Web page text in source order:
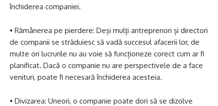
închiderea companiei.
• Rămânerea pe pierdere: Deși mulți antreprenori și directori
de companii se străduiesc să vadă succesul afacerii lor, de
multe ori lucrurile nu au voie să funcționeze corect cum ar fi
planificat. Dacă o companie nu are perspectivele de a face
venituri, poate fi necesară închiderea acesteia.
• Divizarea: Uneori, o companie poate dori să se dizolve